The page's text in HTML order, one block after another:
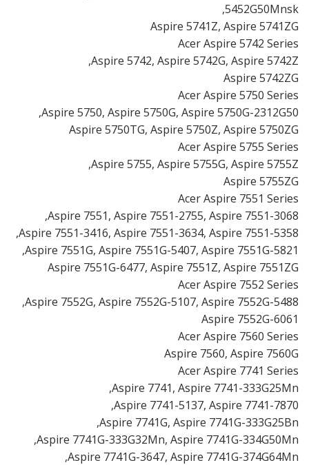
5452G50Mnsk,
Aspire 5741Z, Aspire 5741ZG
Acer Aspire 5742 Series
Aspire 5742, Aspire 5742G, Aspire 5742Z,
Aspire 5742ZG
Acer Aspire 5750 Series
Aspire 5750, Aspire 5750G, Aspire 5750G-2312G50,
Aspire 5750TG, Aspire 5750Z, Aspire 5750ZG
Acer Aspire 5755 Series
Aspire 5755, Aspire 5755G, Aspire 5755Z,
Aspire 5755ZG
Acer Aspire 7551 Series
Aspire 7551, Aspire 7551-2755, Aspire 7551-3068,
Aspire 7551-3416, Aspire 7551-3634, Aspire 7551-5358,
Aspire 7551G, Aspire 7551G-5407, Aspire 7551G-5821,
Aspire 7551G-6477, Aspire 7551Z, Aspire 7551ZG
Acer Aspire 7552 Series
Aspire 7552G, Aspire 7552G-5107, Aspire 7552G-5488,
Aspire 7552G-6061
Acer Aspire 7560 Series
Aspire 7560, Aspire 7560G
Acer Aspire 7741 Series
Aspire 7741, Aspire 7741-333G25Mn,
Aspire 7741-5137, Aspire 7741-7870,
Aspire 7741G, Aspire 7741G-333G25Bn,
Aspire 7741G-333G32Mn, Aspire 7741G-334G50Mn,
Aspire 7741G-3647, Aspire 7741G-374G64Mn,